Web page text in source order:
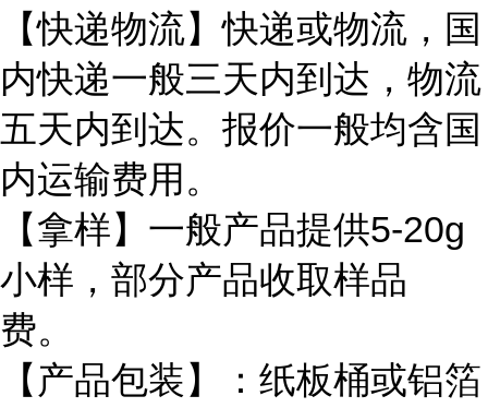
【快递物流】快递或物流，国
内快递一般三天内到达，物流
五天内到达。报价一般均含国
内运输费用。
【拿样】一般产品提供5-20g
小样，部分产品收取样品
费。
【产品包装】：纸板桶或铝箔